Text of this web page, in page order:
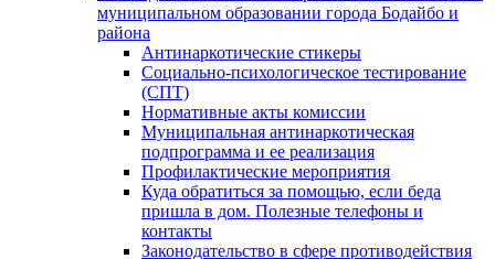
муниципальном образовании города Бодайбо и
района
Антинаркотические стикеры
Социально-психологическое тестирование
(СПТ)
Нормативные акты комиссии
Муниципальная антинаркотическая
подпрограмма и ее реализация
Профилактические мероприятия
Куда обратиться за помощью, если беда
пришла в дом. Полезные телефоны и
контакты
Законодательство в сфере противодействия